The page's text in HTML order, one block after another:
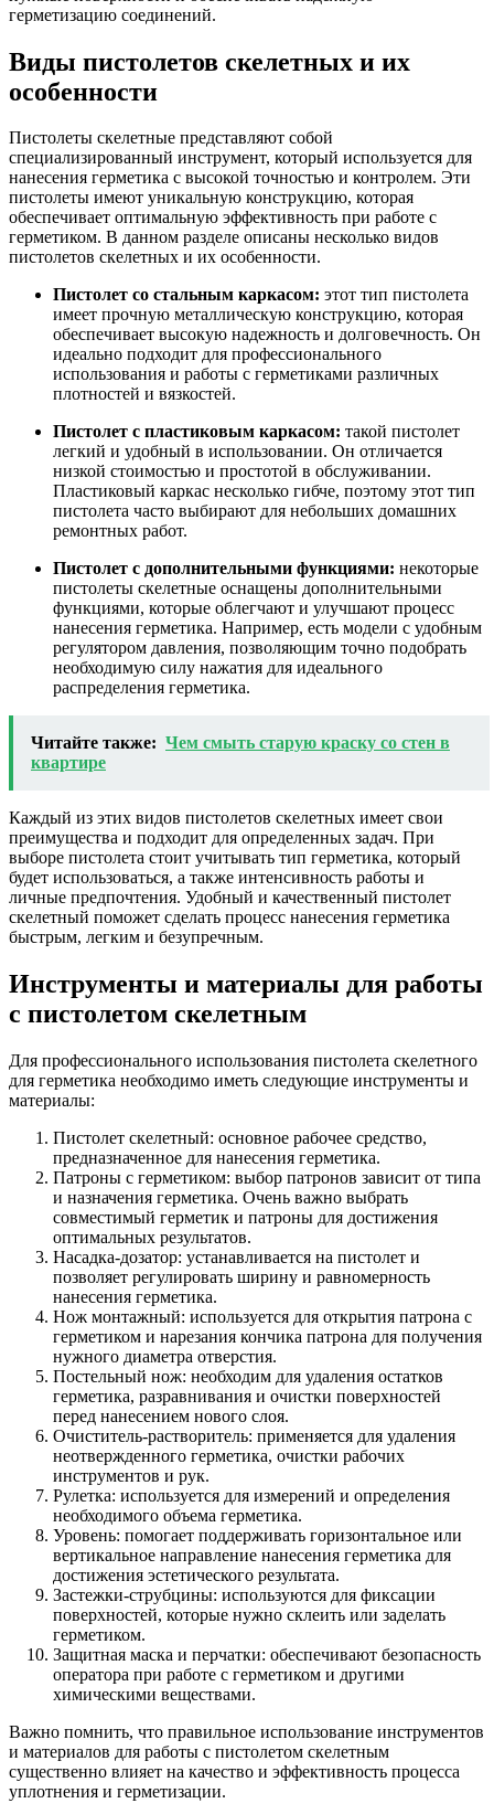
герметизацию соединений.
Виды пистолетов скелетных и их
особенности
Пистолеты скелетные представляют собой
специализированный инструмент, который используется для
нанесения герметика с высокой точностью и контролем. Эти
пистолеты имеют уникальную конструкцию, которая
обеспечивает оптимальную эффективность при работе с
герметиком. В данном разделе описаны несколько видов
пистолетов скелетных и их особенности.
Пистолет со стальным каркасом: этот тип пистолета
имеет прочную металлическую конструкцию, которая
обеспечивает высокую надежность и долговечность. Он
идеально подходит для профессионального
использования и работы с герметиками различных
плотностей и вязкостей.
Пистолет с пластиковым каркасом: такой пистолет
легкий и удобный в использовании. Он отличается
низкой стоимостью и простотой в обслуживании.
Пластиковый каркас несколько гибче, поэтому этот тип
пистолета часто выбирают для небольших домашних
ремонтных работ.
Пистолет с дополнительными функциями: некоторые
пистолеты скелетные оснащены дополнительными
функциями, которые облегчают и улучшают процесс
нанесения герметика. Например, есть модели с удобным
регулятором давления, позволяющим точно подобрать
необходимую силу нажатия для идеального
распределения герметика.
Читайте также: Чем смыть старую краску со стен в
квартире
Каждый из этих видов пистолетов скелетных имеет свои
преимущества и подходит для определенных задач. При
выборе пистолета стоит учитывать тип герметика, который
будет использоваться, а также интенсивность работы и
личные предпочтения. Удобный и качественный пистолет
скелетный поможет сделать процесс нанесения герметика
быстрым, легким и безупречным.
Инструменты и материалы для работы
с пистолетом скелетным
Для профессионального использования пистолета скелетного
для герметика необходимо иметь следующие инструменты и
материалы:
Пистолет скелетный: основное рабочее средство,
предназначенное для нанесения герметика.
Патроны с герметиком: выбор патронов зависит от типа
и назначения герметика. Очень важно выбрать
совместимый герметик и патроны для достижения
оптимальных результатов.
Насадка-дозатор: устанавливается на пистолет и
позволяет регулировать ширину и равномерность
нанесения герметика.
Нож монтажный: используется для открытия патрона с
герметиком и нарезания кончика патрона для получения
нужного диаметра отверстия.
Постельный нож: необходим для удаления остатков
герметика, разравнивания и очистки поверхностей
перед нанесением нового слоя.
Очиститель-растворитель: применяется для удаления
неотвержденного герметика, очистки рабочих
инструментов и рук.
Рулетка: используется для измерений и определения
необходимого объема герметика.
Уровень: помогает поддерживать горизонтальное или
вертикальное направление нанесения герметика для
достижения эстетического результата.
Застежки-струбцины: используются для фиксации
поверхностей, которые нужно склеить или заделать
герметиком.
Защитная маска и перчатки: обеспечивают безопасность
оператора при работе с герметиком и другими
химическими веществами.
Важно помнить, что правильное использование инструментов
и материалов для работы с пистолетом скелетным
существенно влияет на качество и эффективность процесса
уплотнения и герметизации.